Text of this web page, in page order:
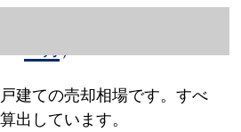
建て売却情報（2023年1
建ての売却相場です。すべ
出しています。